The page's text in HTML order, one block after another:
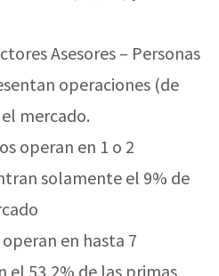
Asesores – Personas
operaciones (de
mercado.
operan en 1 o 2
solamente el 9% de
en hasta 7
el 53,2% de las primas